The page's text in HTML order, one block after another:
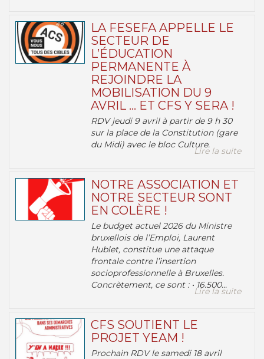
LA FESEFA APPELLE LE
SECTEUR DE
L’ÉDUCATION
PERMANENTE À
REJOINDRE LA
MOBILISATION DU 9
AVRIL … ET CFS Y SERA !
RDV jeudi 9 avril à partir de 9 h 30
sur la place de la Constitution (gare
du Midi) avec le bloc Culture.
Lire la suite
NOTRE ASSOCIATION ET
NOTRE SECTEUR SONT
EN COLÈRE !
Le budget actuel 2026 du Ministre
bruxellois de l’Emploi, Laurent
Hublet, constitue une attaque
frontale contre l’insertion
socioprofessionnelle à Bruxelles.
Concrètement, ce sont : • 16.500...
Lire la suite
CFS SOUTIENT LE
PROJET YEAM !
Prochain RDV le samedi 18 avril